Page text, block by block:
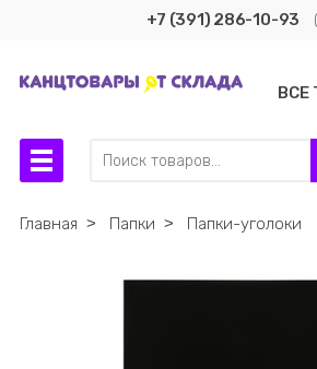
+7 (391) 286-10-93
ВСЕ
Главная ˃ Папки ˃ Папки-уголоки